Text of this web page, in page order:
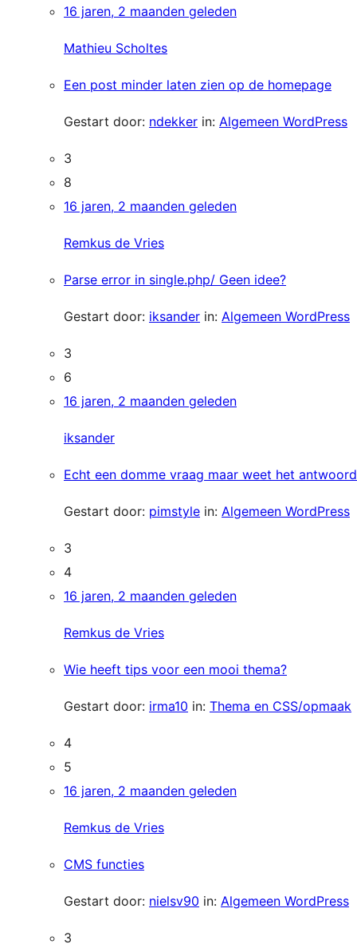
16 jaren, 2 maanden geleden
Mathieu Scholtes
Een post minder laten zien op de homepage
Gestart door: ndekker in: Algemeen WordPress
3
8
16 jaren, 2 maanden geleden
Remkus de Vries
Parse error in single.php/ Geen idee?
Gestart door: iksander in: Algemeen WordPress
3
6
16 jaren, 2 maanden geleden
iksander
Echt een domme vraag maar weet het
Gestart door: pimstyle in: Algemeen WordPress
3
4
16 jaren, 2 maanden geleden
Remkus de Vries
Wie heeft tips voor een mooi thema?
Gestart door: irma10 in: Thema en CSS/opmaak
4
5
16 jaren, 2 maanden geleden
Remkus de Vries
CMS functies
Gestart door: nielsv90 in: Algemeen WordPress
3